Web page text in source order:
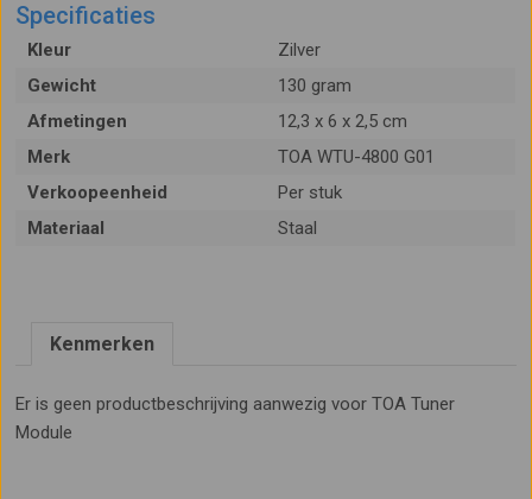
Specificaties
Kleur
Zilver
Gewicht
130 gram
Afmetingen
12,3 x 6 x 2,5 cm
Merk
TOA WTU-4800 G01
Verkoopeenheid
Per stuk
Materiaal
Staal
Kenmerken
Er is geen productbeschrijving aanwezig voor TOA Tuner
Module